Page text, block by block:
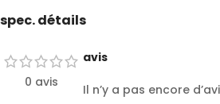
spec. détails
0 avis
avis
Il n’y a pas encore